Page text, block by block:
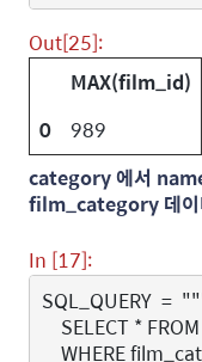
Out[25]:
MAX(film_id)
0
989
category 에서
film_category 데이
In [17]:
SQL_QUERY =
SELECT *
WHERE